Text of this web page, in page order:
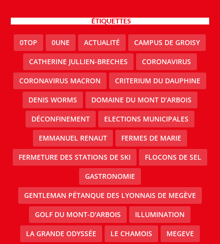
ÉTIQUETTES
0TOP 0UNE ACTUALITÉ CAMPUS DE GROISY
CATHERINE JULLIEN-BRECHES CORONAVIRUS
CORONAVIRUS MACRON CRITERIUM DU DAUPHINE
DENIS WORMS DOMAINE DU MONT D’ARBOIS
DÉCONFINEMENT ELECTIONS MUNICIPALES
EMMANUEL RENAUT FERMES DE MARIE
FERMETURE DES STATIONS DE SKI FLOCONS DE SEL
GASTRONOMIE
GENTLEMAN PÉTANQUE DES LYONNAIS DE MEGÈVE
GOLF DU MONT-D'ARBOIS ILLUMINATION
LA GRANDE ODYSSÉE LE CHAMOIS MEGEVE